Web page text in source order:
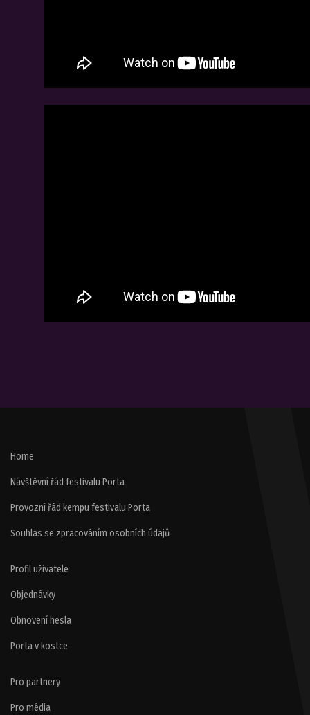
Home
Návštěvní řád festivalu Porta
Provozní řád kempu festivalu Porta
Souhlas se zpracováním osobních údajů
Profil uživatele
Objednávky
Obnovení hesla
Porta v kostce
Pro partnery
Pro média